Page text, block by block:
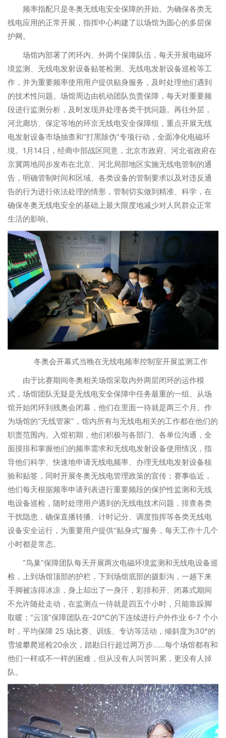
频率指配只是冬奥无线电安全保障的开始。为确保各类无
线电应用的正常开展，指挥中心构建了以场馆为圆心的多层保
护网。
场馆内部署了闭环内、外两个保障队伍，每天开展电磁环
境监测、无线电发射设备贴签检测、无线电发射设备巡检等工
作，并为重要频率使用用户提供贴身服务，及时处理他们遇到
的技术性问题。场馆周边由机动团队负责保障，每天对重要频
段进行监测分析，及时发现并处理各类干扰问题。再往外层，
河北廊坊、保定等地的环京无线电安全保障组，重点开展无线
电发射设备市场抽查和“打黑除伪”专项行动，全面净化电磁环
境。1月14日，经商中部战区同意，北京市政府、河北省政府在
京冀两地同步发布在北京、河北局部地区实施无线电管制的通
告，明确管制时间和区域、各类设备的管制要求以及对违反通
告的行为进行依法处理的情形，管制切实做到精准、科学，在
确保冬奥无线电安全的基础上最大限度地减少对人民群众正常
生活的影响。
冬奥会开幕式当晚在无线电频率控制室开展监测工作
由于比赛期间冬奥相关场馆采取内外两层闭环的运作模
式，场馆团队无疑是无线电安全保障中任务最重的一组。从场
馆开始闭环到残奥会闭幕，他们在里面一待就是两三个月。作
为场馆的“无线管家”，馆内所有与无线电相关的工作都在他们的
职责范围内。入馆初期，他们积极与各部门、各单位沟通，全
面摸排和掌握他们的频率需求和无线电发射设备使用情况，指
导他们科学、快速地申请无线电频率、办理无线电发射设备核
验和贴签，同时开展冬奥无线电管理政策的宣传；赛事临近，
他们每天根据频率申请列表进行重要频段的保护性监测和无线
电设备巡检，随时处理用户遇到的无线电技术问题，排查各类
干扰隐患，确保直播转播、计时记分、调度指挥等各类无线电
设备安全运行，为重要用户提供“贴身式”服务，每天工作十几个
小时都是常态。
“鸟巢”保障团队每天开展两次电磁环境监测和无线电设备巡
检，上到场馆顶部的护栏，下到场馆底部的摄影沟，一趟下来
手脚被冻得冰凉，身上却出了一身汗，彩排和开、闭幕式期间
不允许随处走动，在监测点一待就是四五个小时，只能靠跺脚
取暖；“云顶”保障团队在-20℃的下连续进行户外作业 6-7 个小
时，平均保障 25 场比赛、训练、专访等活动，倾斜度为30°的
雪坡攀爬巡检20余次，踏勘日行超过两万步……每个场馆都有和
他们一样或不一样的困难，但从没有人叫苦叫累，更没有人掉
队。